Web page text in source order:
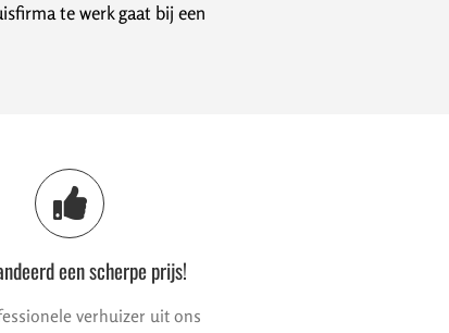
te werk gaat bij een
een scherpe prijs!
verhuizer uit ons